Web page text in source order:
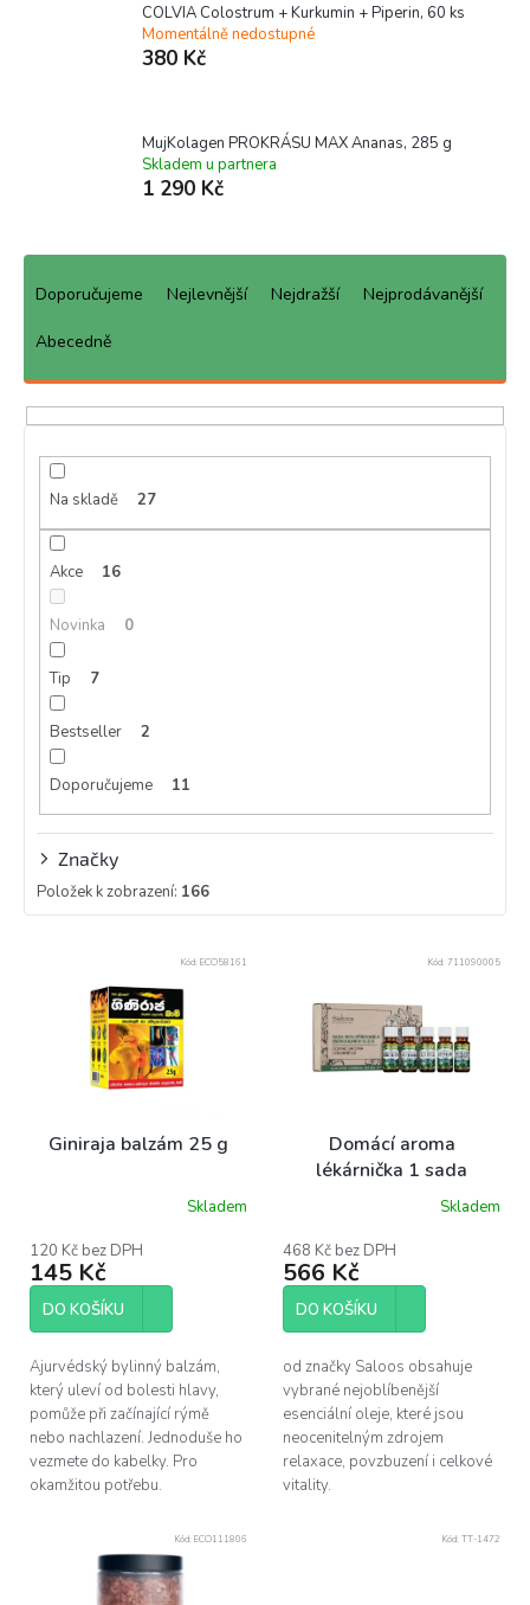
COLVIA Colostrum + Kurkumin + Piperin, 60 ks
Momentálně nedostupné
380 Kč
MujKolagen PROKRÁSU MAX Ananas, 285 g
Skladem u partnera
1 290 Kč
Ř
p
Doporučujeme Nejlevnější Nejdražší Nejprodávanější
Abecedně
Na skladě 27
Akce 16
Novinka 0
Tip 7
Bestseller 2
Doporučujeme 11
Značky
Položek k zobrazení: 166
ů
Giniraja balzám 25 g
produktu
je
5,0
5
Skladem
120 Kč bez DPH
145 Kč
DO KOŠÍKU
Ajurvédský bylinný balzám,
který uleví od bolesti hlavy,
pomůže při začínající rýmě
nebo nachlazení. Jednoduše ho
vezmete do kabelky. Pro
okamžitou potřebu.
Kód: ECO58161
Domácí aroma
lékárnička 1 sada
Skladem
468 Kč bez DPH
566 Kč
DO KOŠÍKU
od značky Saloos obsahuje
vybrané nejoblíbenější
esenciální oleje, které jsou
neocenitelným zdrojem
relaxace, povzbuzení i celkové
vitality.
Kód: 711090005
Kód: ECO111806 Kód: TT-1472